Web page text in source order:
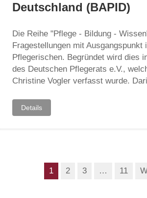
Deutschland (BAPID)
Die Reihe "Pflege - Bildung -
Fragestellungen mit Ausgangspunkt
Pflegerischen. Begründet wird dies
des Deutschen Pflegerats e.V.,
Christine Vogler verfasst wurde.
Details
1 2 3 … 11